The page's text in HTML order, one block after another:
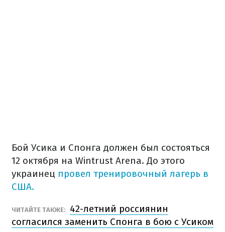
Бой Усика и Спонга должен был состояться
12 октября на Wintrust Arena. До этого
украинец провел тренировочный лагерь в
США.
ЧИТАЙТЕ ТАКЖЕ:
42-летний россиянин
согласился заменить Спонга в бою с Усиком